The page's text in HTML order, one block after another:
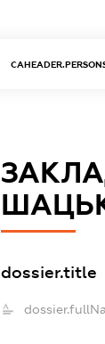
dossier.title